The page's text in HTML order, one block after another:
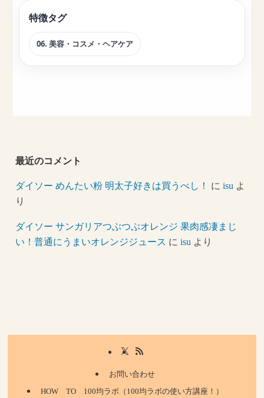
特徴タグ
06. 美容・コスメ・ヘアケア
最近のコメント
ダイソー めんたい粉 明太子好きは買うべし！ にisu よ
り
ダイソー サンガリアつぶつぶオレンジ 果肉感凄まじ
い！普通にうまいオレンジジュース にisu より
お問い合わせ
HOW TO 100均ラボ（100均ラボの使い方講座！）